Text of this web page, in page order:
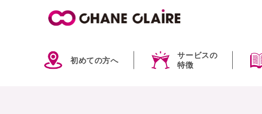
初めての方へ
サービスの
特徴